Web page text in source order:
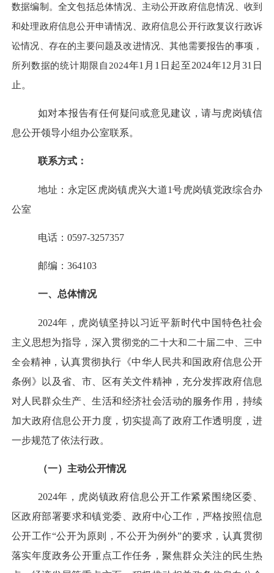
数据编制。全文包括总体情况、主动公开政府信息情况、收到
和处理政府信息公开申请情况、政府信息公开行政复议行政诉
讼情况、存在的主要问题及改进情况、其他需要报告的事项，
所列数据的统计期限自2024年1月1日起至2024年12月31日
止。
如对本报告有任何疑问或意见建议，请与虎岗镇信
息公开领导小组办公室联系。
联系方式：
地址： 永定区虎岗镇虎兴大道1号虎岗镇党政综合办
公室
电话： 0597-3257357
邮编： 364103
一、 总体情况
2024年 ，虎岗镇坚持以习近平新时代中国特色社会
主义思想为指导，深入贯彻党的二十大和二十届二中、三中
全会精神， 认真贯彻执行《中华人民共和国政府信息公开
条例》以及省、市、
区有关文件精神，充分发挥政府信息
对人民群众生产、生活和经济社会活动的服务作用 ，持续
加大政府信息公开力度，切实提高了政府工作透明度 ，进
一步规范了依法行政。
（一） 主动公开情况
2024年 ， 虎岗镇政府信息公开工作紧紧围绕区委、
区政府部署要求和镇党委、政府中心工作， 严格按照信息
公开工作“公开为原则，不公开为例外”的要求，认真贯彻
落实年度政务公开重点工作任务 ，聚焦群众关注的民生热